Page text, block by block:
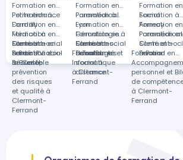
Formation en
Petite enfance
Formation en
Paramédical
Formation en
Social
Formation à
Dardilly
Formation à
Lyon
Formation à
Annecy
Formation en
Médical à
Clermont-
Ferrand
Formation en
Gérontologie à
Clermont-
Ferrand
Formation en
Clermont-
Ferrand
Formation en
Santé et social
à Saint-Victor-
la-Coste
Formation en
Santé et social
à Toulouges
Formation en
Santé et
à Paris
Formation en
Santé et social
à Grenoble
Formations
dans Santé et
social à
distance
Formation en
Sécurité,
prévention
des risques
et qualité à
Clermont-
Ferrand
Formation en
Informatique
à Clermont-
Ferrand
Formation en
personnel et
de
à Clermont-
Ferrand